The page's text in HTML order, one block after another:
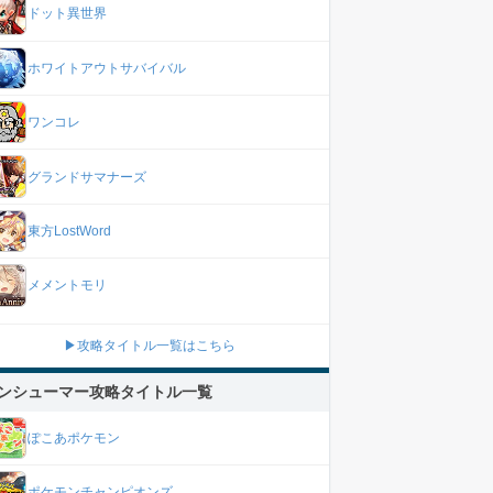
ドット異世界
ホワイトアウトサバイバル
ワンコレ
グランドサマナーズ
東方LostWord
メメントモリ
▶攻略タイトル一覧はこちら
シューマー攻略タイトル一覧
ぽこあポケモン